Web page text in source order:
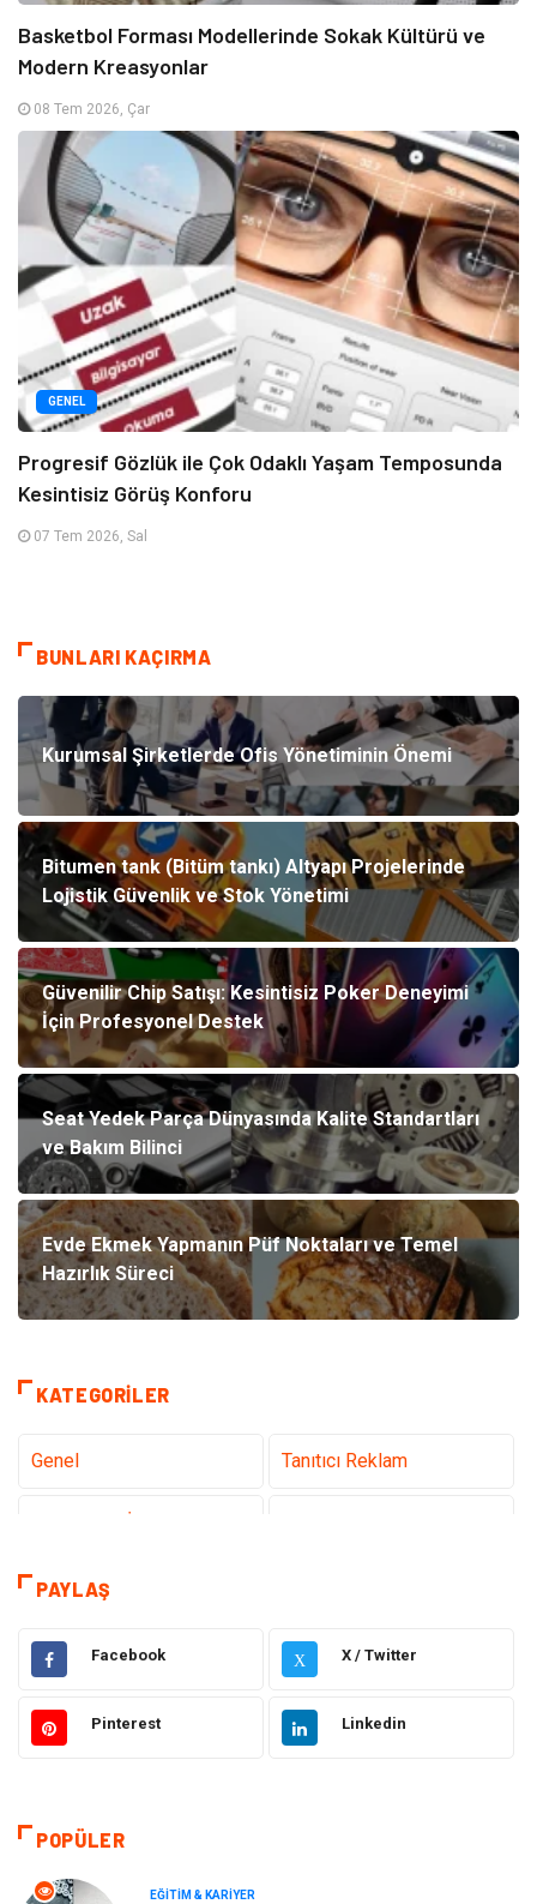
Basketbol Forması Modellerinde Sokak Kültürü ve
Modern Kreasyonlar
08 Tem 2026, Çar
GENEL
Progresif Gözlük ile Çok Odaklı Yaşam Temposunda
Kesintisiz Görüş Konforu
07 Tem 2026, Sal
BUNLARI KAÇIRMA
Kurumsal Şirketlerde Ofis Yönetiminin Önemi
Bitumen tank (Bitüm tankı) Altyapı Projelerinde
Lojistik Güvenlik ve Stok Yönetimi
Güvenilir Chip Satışı: Kesintisiz Poker Deneyimi
İçin Profesyonel Destek
Seat Yedek Parça Dünyasında Kalite Standartları
ve Bakım Bilinci
Evde Ekmek Yapmanın Püf Noktaları ve Temel
Hazırlık Süreci
KATEGORILER
Genel Tanıtıcı Reklam
Hizmet
Hukuk Emlak
Otomotiv Sağlıklı Yaşam
Moda
Makine
PAYLAŞ
Facebook X X / Twitter
Pinterest Linkedin
POPÜLER
EĞITIM & KARIYER